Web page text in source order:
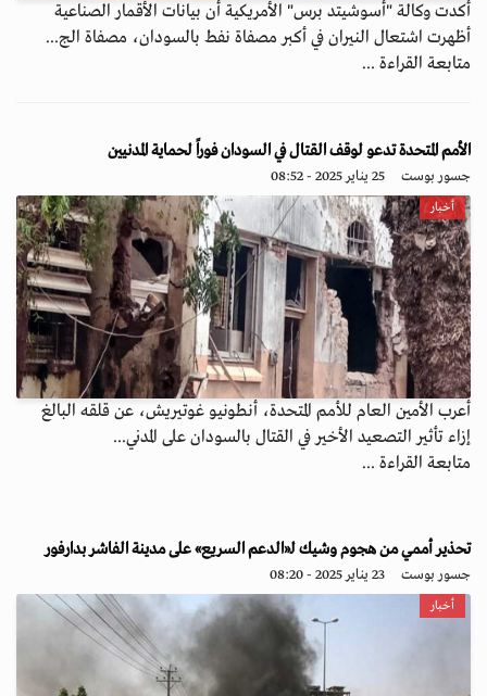
أكدت وكالة "أسوشيتد برس" الأمريكية أن بيانات الأقمار الصناعية
أظهرت اشتعال النيران في أكبر مصفاة نفط بالسودان، مصفاة الج...
متابعة القراءة ...
الأمم المتحدة تدعو لوقف القتال في السودان فوراً لحماية المدنيين
جسور بوست 25 يناير 2025 - 08:52
أخبار
أعرب الأمين العام للأمم المتحدة، أنطونيو غوتيريش، عن قلقه البالغ
إزاء تأثير التصعيد الأخير في القتال بالسودان على المدني...
متابعة القراءة ...
تحذير أممي من هجوم وشيك لـ«الدعم السريع» على مدينة الفاشر بدارفور
جسور بوست 23 يناير 2025 - 08:20
أخبار